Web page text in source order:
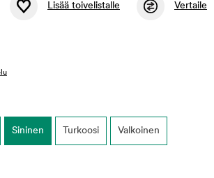
Lisää toivelistalle Vertaile
Sininen Turkoosi Valkoinen